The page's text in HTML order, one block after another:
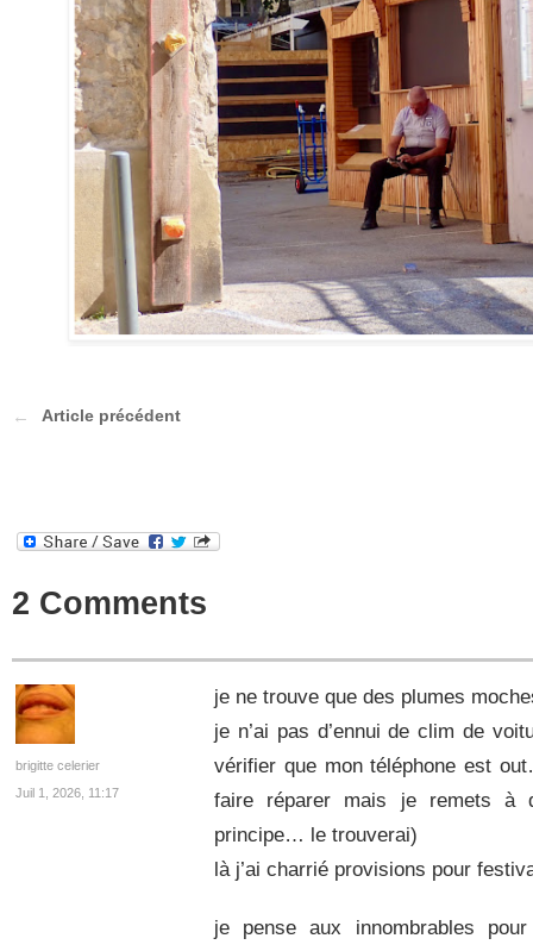
Article précédent
2 Comments
brigitte celerier
Juil 1, 2026, 11:17
je ne trouve que des plumes
je n’ai pas d’ennui de clim de
vérifier que mon téléphone est
faire réparer mais je remets à
principe… le trouverai)
là j’ai charrié provisions pour
je pense aux innombrables